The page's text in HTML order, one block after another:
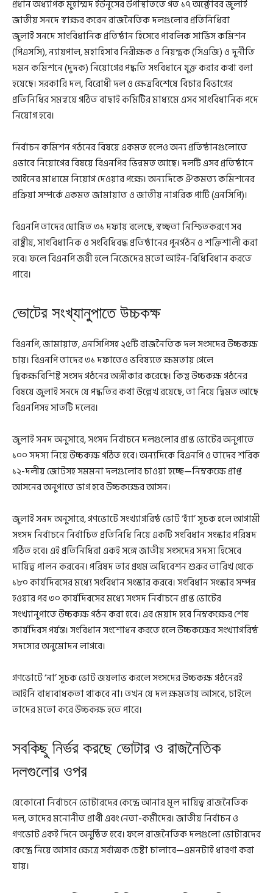
জুলাই সনদে সাংবিধানিক প্রতিষ্ঠান হিসেবে পাবলিক সার্ভিস কমিশন
(পিএসসি), ন্যায়পাল, মহাহিসাব নিরীক্ষক ও নিয়ন্ত্রক (সিএজি) ও দুর্নীতি
দমন কমিশনে (দুদক) নিয়োগের পদ্ধতি সংবিধানে যুক্ত করার কথা বলা
হয়েছে। সরকারি দল, বিরোধী দল ও ক্ষেত্রবিশেষে বিচার বিভাগের
প্রতিনিধির সমন্বয়ে গঠিত বাছাই কমিটির মাধ্যমে এসব সাংবিধানিক পদে
নিয়োগ হবে।
নির্বাচন কমিশন গঠনের বিষয়ে একমত হলেও অন্য প্রতিষ্ঠানগুলোতে
এভাবে নিয়োগের বিষয়ে বিএনপির ভিন্নমত আছে। দলটি এসব প্রতিষ্ঠানে
আইনের মাধ্যমে নিয়োগ দেওয়ার পক্ষে। অন্যদিকে ঐকমত্য কমিশনের
প্রক্রিয়া সম্পর্কে একমত জামায়াত ও জাতীয় নাগরিক পার্টি (এনসিপি)।
বিএনপি তাদের ঘোষিত ৩১ দফায় বলেছে, স্বচ্ছতা নিশ্চিতকরণে সব
রাষ্ট্রীয়, সাংবিধানিক ও সংবিধিবদ্ধ প্রতিষ্ঠানের পুনর্গঠন ও শক্তিশালী করা
হবে। ফলে বিএনপি জয়ী হলে নিজেদের মতো আইন-বিধিবিধান করতে
পারে।
ভোটের সংখ্যানুপাতে উচ্চকক্ষ
বিএনপি, জামায়াত, এনসিপিসহ ২৫টি রাজনৈতিক দল সংসদের উচ্চকক্ষ
চায়। বিএনপি তাদের ৩১ দফাতেও ভবিষ্যতে ক্ষমতায় গেলে
দ্বিকক্ষবিশিষ্ট সংসদ গঠনের অঙ্গীকার করেছে। কিন্তু উচ্চকক্ষ গঠনের
বিষয়ে জুলাই সনদে যে পদ্ধতির কথা উল্লেখ রয়েছে, তা নিয়ে দ্বিমত আছে
বিএনপিসহ সাতটি দলের।
জুলাই সনদ অনুসারে, সংসদ নির্বাচনে দলগুলোর প্রাপ্ত ভোটের অনুপাতে
১০০ সদস্য নিয়ে উচ্চকক্ষ গঠিত হবে। অন্যদিকে বিএনপি ও তাদের শরিক
১২-দলীয় জোটসহ সমমনা দলগুলোর চাওয়া হচ্ছে—নিম্নকক্ষে প্রাপ্ত
আসনের অনুপাতে ভাগ হবে উচ্চকক্ষের আসন।
জুলাই সনদ অনুসারে, গণভোটে সংখ্যাগরিষ্ঠ ভোট ‘হ্যাঁ’ সূচক হলে আগামী
সংসদ নির্বাচনে নির্বাচিত প্রতিনিধি নিয়ে একটি সংবিধান সংস্কার পরিষদ
গঠিত হবে। এই প্রতিনিধিরা একই সঙ্গে জাতীয় সংসদের সদস্য হিসেবে
দায়িত্ব পালন করবেন। পরিষদ তার প্রথম অধিবেশন শুরুর তারিখ থেকে
১৮০ কার্যদিবসের মধ্যে সংবিধান সংস্কার করবে। সংবিধান সংস্কার সম্পন্ন
হওয়ার পর ৩০ কার্যদিবসের মধ্যে সংসদ নির্বাচনে প্রাপ্ত ভোটের
সংখ্যানুপাতে উচ্চকক্ষ গঠন করা হবে। এর মেয়াদ হবে নিম্নকক্ষের শেষ
কার্যদিবস পর্যন্ত। সংবিধান সংশোধন করতে হলে উচ্চকক্ষের সংখ্যাগরিষ্ঠ
সদস্যের অনুমোদন লাগবে।
গণভোটে ‘না’ সূচক ভোট জয়লাভ করলে সংসদের উচ্চকক্ষ গঠনেরই
আইনি বাধ্যবাধকতা থাকবে না। তখন যে দল ক্ষমতায় আসবে, চাইলে
তাদের মতো করে উচ্চকক্ষ হতে পারে।
সবকিছু নির্ভর করছে ভোটার ও রাজনৈতিক
দলগুলোর ওপর
যেকোনো নির্বাচনে ভোটারদের কেন্দ্রে আনার মূল দায়িত্ব রাজনৈতিক
দল, তাদের মনোনীত প্রার্থী এবং নেতা-কর্মীদের। জাতীয় নির্বাচন ও
গণভোট একই দিনে অনুষ্ঠিত হবে। ফলে রাজনৈতিক দলগুলো ভোটারদের
কেন্দ্রে নিয়ে আসার ক্ষেত্রে সর্বাত্মক চেষ্টা চালাবে—এমনটাই ধারণা করা
যায়।